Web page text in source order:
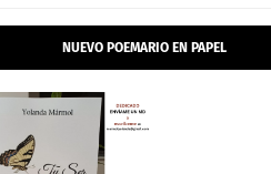
NUEVO POEMARIO EN PAPEL